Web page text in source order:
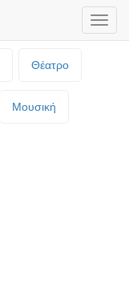
Θέατρο
Μουσική